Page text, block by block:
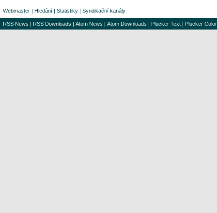
Webmaster | Hledání | Statistiky | Syndikační kanály
RSS News | RSS Downloads | Atom News | Atom Downloads | Plucker Text | Plucker Color